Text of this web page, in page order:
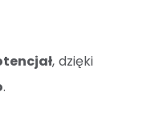
, dzięki
.